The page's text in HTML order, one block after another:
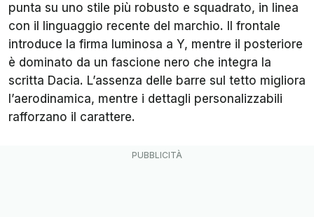
punta su uno stile più robusto e squadrato, in linea
con il linguaggio recente del marchio. Il frontale
introduce la firma luminosa a Y, mentre il posteriore
è dominato da un fascione nero che integra la
scritta Dacia. L’assenza delle barre sul tetto migliora
l’aerodinamica, mentre i dettagli personalizzabili
rafforzano il carattere.